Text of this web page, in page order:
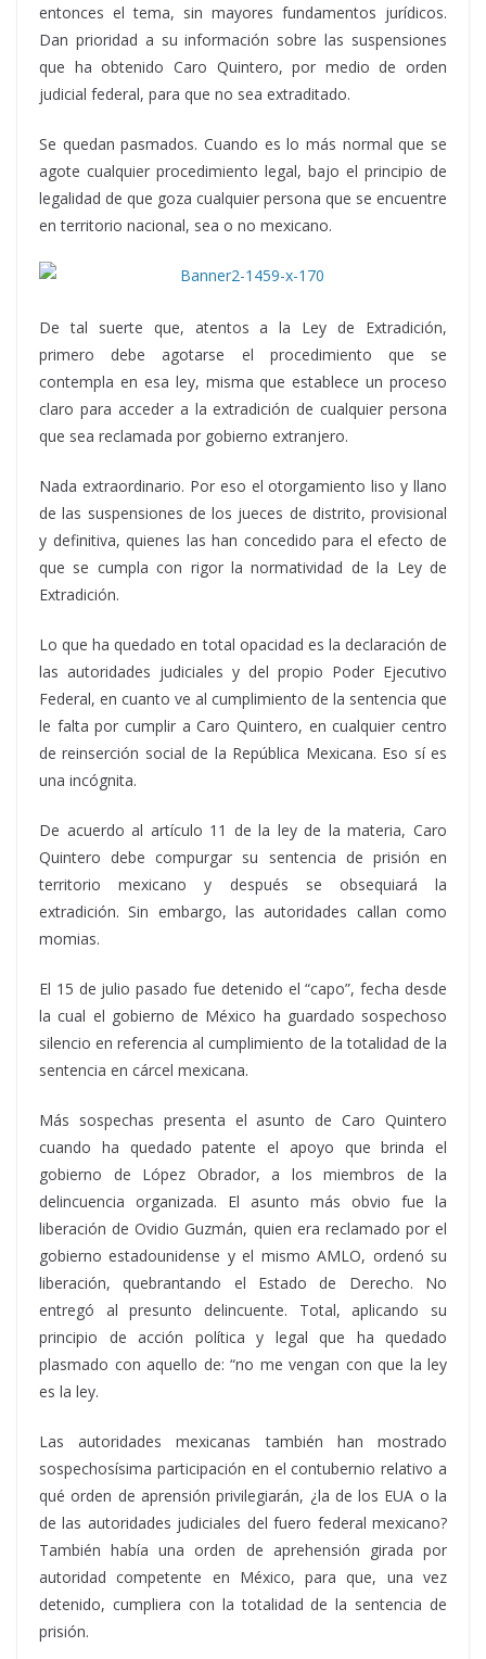
entonces el tema, sin mayores fundamentos jurídicos.
Dan prioridad a su información sobre las suspensiones
que ha obtenido Caro Quintero, por medio de orden
judicial federal, para que no sea extraditado.
Se quedan pasmados. Cuando es lo más normal que se
agote cualquier procedimiento legal, bajo el principio de
legalidad de que goza cualquier persona que se encuentre
en territorio nacional, sea o no mexicano.
De tal suerte que, atentos a la Ley de Extradición,
primero debe agotarse el procedimiento que se
contempla en esa ley, misma que establece un proceso
claro para acceder a la extradición de cualquier persona
que sea reclamada por gobierno extranjero.
Nada extraordinario. Por eso el otorgamiento liso y llano
de las suspensiones de los jueces de distrito, provisional
y definitiva, quienes las han concedido para el efecto de
que se cumpla con rigor la normatividad de la Ley de
Extradición.
Lo que ha quedado en total opacidad es la declaración de
las autoridades judiciales y del propio Poder Ejecutivo
Federal, en cuanto ve al cumplimiento de la sentencia que
le falta por cumplir a Caro Quintero, en cualquier centro
de reinserción social de la República Mexicana. Eso sí es
una incógnita.
De acuerdo al artículo 11 de la ley de la materia, Caro
Quintero debe compurgar su sentencia de prisión en
territorio mexicano y después se obsequiará la
extradición. Sin embargo, las autoridades callan como
momias.
El 15 de julio pasado fue detenido el “capo”, fecha desde
la cual el gobierno de México ha guardado sospechoso
silencio en referencia al cumplimiento de la totalidad de la
sentencia en cárcel mexicana.
Más sospechas presenta el asunto de Caro Quintero
cuando ha quedado patente el apoyo que brinda el
gobierno de López Obrador, a los miembros de la
delincuencia organizada. El asunto más obvio fue la
liberación de Ovidio Guzmán, quien era reclamado por el
gobierno estadounidense y el mismo AMLO, ordenó su
liberación, quebrantando el Estado de Derecho. No
entregó al presunto delincuente. Total, aplicando su
principio de acción política y legal que ha quedado
plasmado con aquello de: “no me vengan con que la ley
es la ley.
Las autoridades mexicanas también han mostrado
sospechosísima participación en el contubernio relativo a
qué orden de aprensión privilegiarán, ¿la de los EUA o la
de las autoridades judiciales del fuero federal mexicano?
También había una orden de aprehensión girada por
autoridad competente en México, para que, una vez
detenido, cumpliera con la totalidad de la sentencia de
prisión.